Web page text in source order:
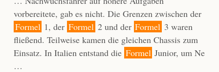
vorbereitete, gab es nicht. Die Grenzen zwischen der
Formel 1, der Formel 2 und der Formel 3 waren
fließend. Teilweise kamen die gleichen Chassis zum
Einsatz. In Italien entstand die Formel Junior, um Ne
…